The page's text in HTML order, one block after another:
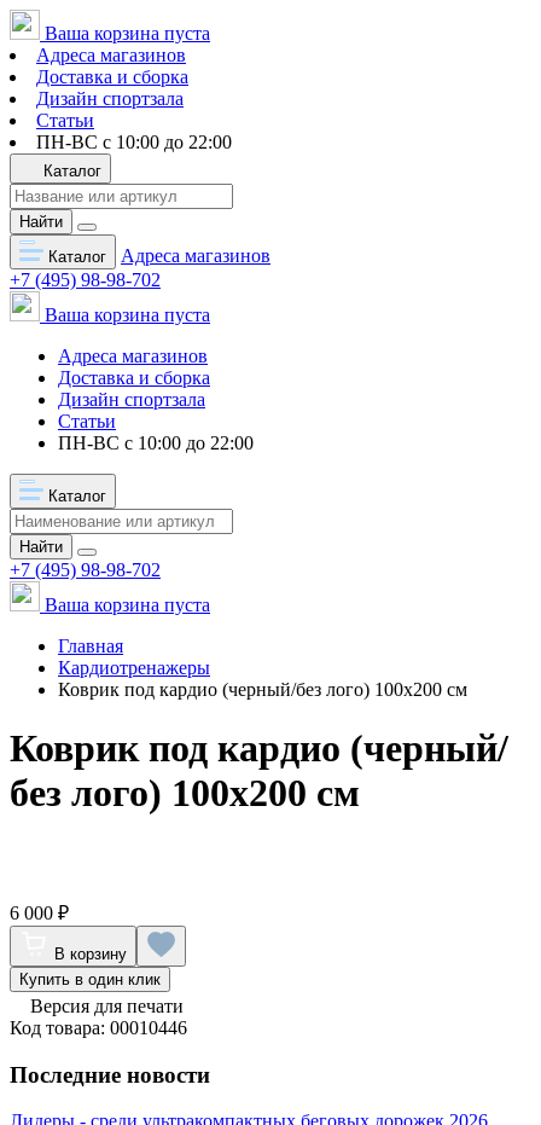
Ваша корзина пуста
Адреса магазинов
Доставка и сборка
Дизайн спортзала
Статьи
ПН-ВС с 10:00 до 22:00
Каталог
Найти
Каталог
Адреса магазинов
+7 (495) 98-98-702
Ваша корзина пуста
Адреса магазинов
Доставка и сборка
Дизайн спортзала
Статьи
ПН-ВС с 10:00 до 22:00
Каталог
Найти
+7 (495) 98-98-702
Ваша корзина пуста
Главная
Кардиотренажеры
Коврик под кардио (черный/без лого) 100х200 см
Коврик под кардио (черный/
без лого) 100х200 см
6 000 ₽
В корзину
Купить в один клик
Версия для печати
Код товара: 00010446
Последние новости